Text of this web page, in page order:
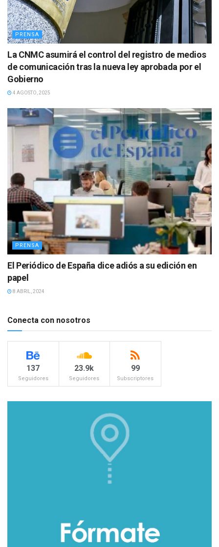
PRENSA
La CNMC asumirá el control del registro de medios
de comunicación tras la nueva ley aprobada por el
Gobierno
4 AGOSTO, 2025
PRENSA
El Periódico de España dice adiós a su edición en
papel
8 ABRIL, 2024
Conecta con nosotros
137
Seguidores
23.9k
Seguidores
99
Subscriptores